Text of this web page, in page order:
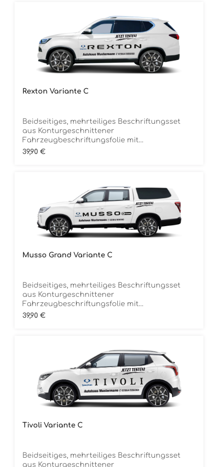
Rexton Variante C
Beidseitiges, mehrteiliges Beschriftungsset
aus Konturgeschnittener
Fahrzeugbeschriftungsfolie mit
ÜbertragungstapeDie Folie ist Rückstandsfrei
Regulärer Preis:
39,90 €
Musso Grand Variante C
Beidseitiges, mehrteiliges Beschriftungsset
aus Konturgeschnittener
Fahrzeugbeschriftungsfolie mit
ÜbertragungstapeDie Folie ist Rückstandsfrei
Regulärer Preis:
39,90 €
Tivoli Variante C
Beidseitiges, mehrteiliges Beschriftungsset
aus Konturgeschnittener